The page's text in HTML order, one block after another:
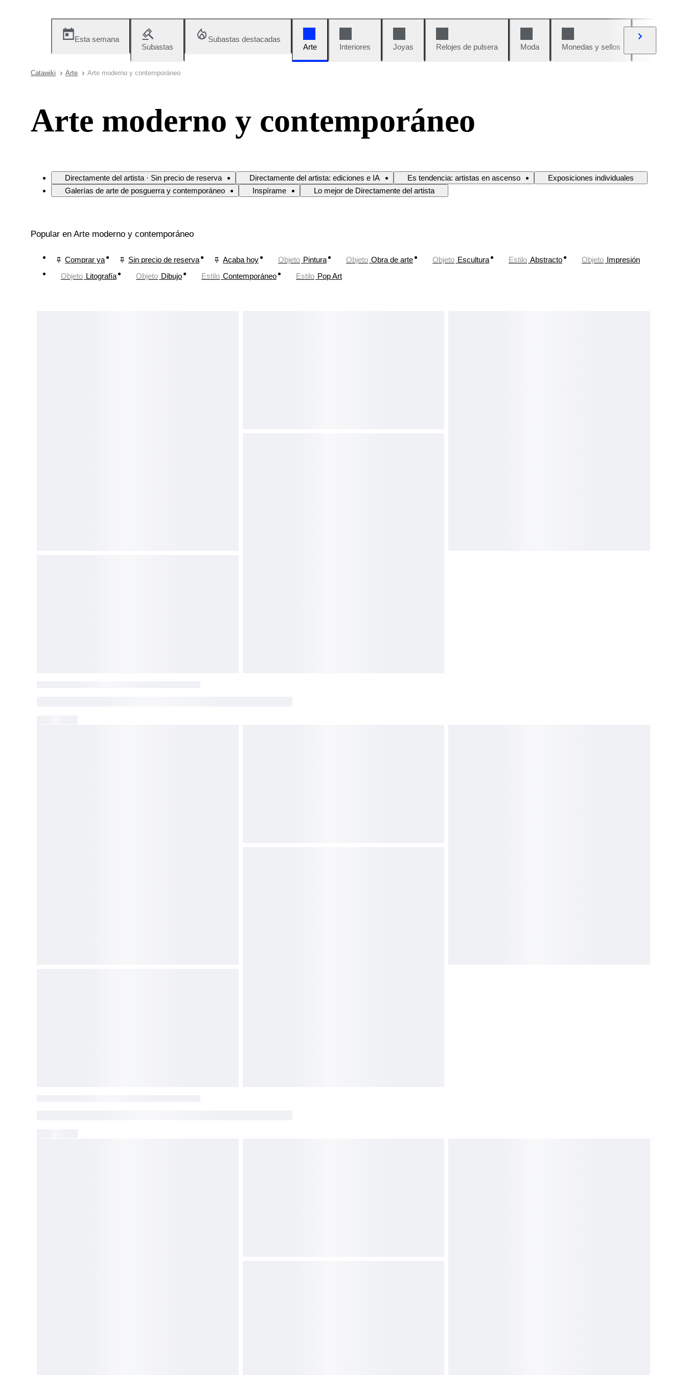
Esta semana
Subastas
Subastas destacadas
Arte
Interiores Joyas Relojes de pulsera Moda Monedas y sellos
Catawiki Arte Arte moderno y contemporáneo
Arte moderno y contemporáneo
Directamente del artista · Sin precio de reserva Directamente del artista: ediciones e IA Es tendencia: artistas en ascenso
Exposiciones individuales
Galerías de arte de posguerra y contemporáneo
Inspírame Lo mejor de Directamente del artista
Popular en Arte moderno y contemporáneo
Comprar ya Sin precio de reserva Acaba hoy Objeto Pintura Objeto Obra de arte Objeto Escultura Estilo Abstracto Objeto Impresión
Objeto Litografía Objeto Dibujo Estilo Contemporáneo Estilo Pop Art